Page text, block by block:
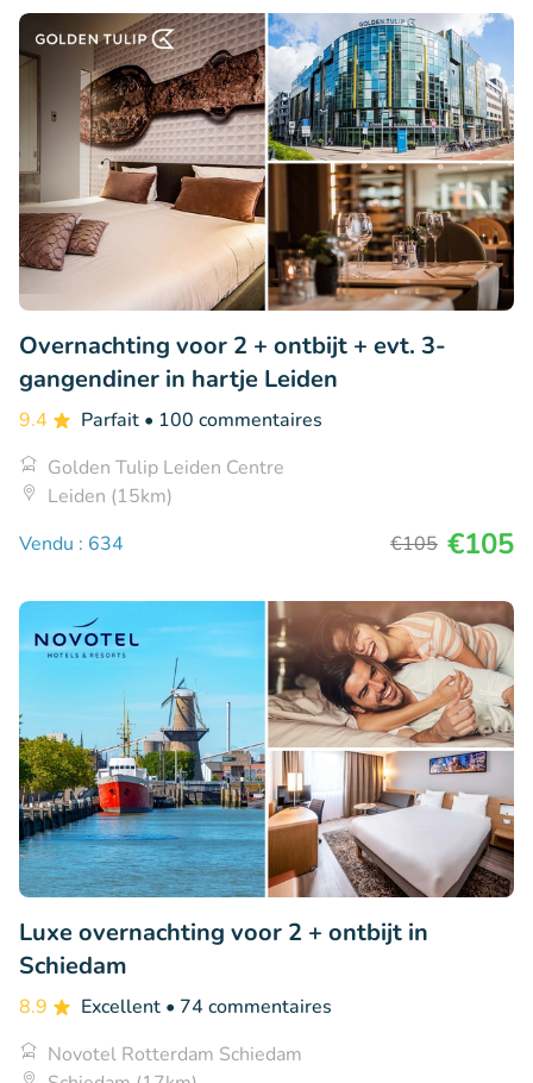
Overnachting voor 2 + ontbijt + evt. 3-
gangendiner in hartje Leiden
9.4 Parfait • 100 commentaires
Golden Tulip Leiden Centre
Leiden (15km)
Vendu : 634
€105 €105
Luxe overnachting voor 2 + ontbijt in
Schiedam
8.9 Excellent • 74 commentaires
Novotel Rotterdam Schiedam